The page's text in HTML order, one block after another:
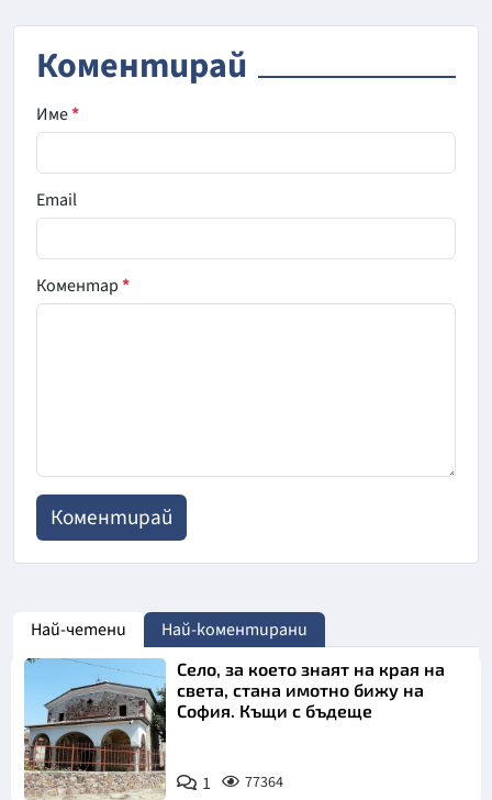
Коментирай
Име*
Email
Коментар*
Най-четени Най-коментирани
Село, за което знаят на края на
света, стана имотно бижу на
София. Къщи с бъдеще
1 77364